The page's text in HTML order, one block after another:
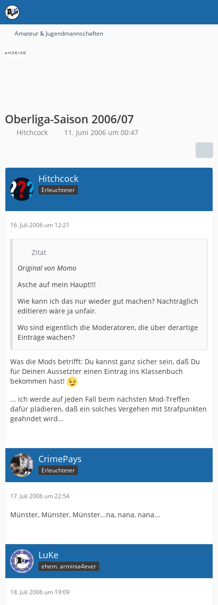
Amateur & Jugendmannschaften
Oberliga-Saison 2006/07
Hitchcock 11. Juni 2006 um 00:47
Hitchcock
Erleuchteter
16. Juli 2006 um 12:21
Zitat
Original von Momo
Asche auf mein Haupt!!!
Wie kann ich das nur wieder gut machen? Nachträglich
editieren wäre ja unfair.
Wo sind eigentlich die Moderatoren, die über derartige
Einträge wachen?
Was die Mods betrifft: Du kannst ganz sicher sein, daß Du
für Deinen Aussetzter einen Eintrag ins Klassenbuch
bekommen hast!
... ich werde auf jeden Fall beim nächsten Mod-Treffen
dafür plädieren, daß ein solches Vergehen mit Strafpunkten
geahndet wird...
CrimePays
Erleuchteter
17. Juli 2006 um 22:54
Münster, Münster, Münster...na, nana, nana...
LuKe
ehem. arminia4ever
18. Juli 2006 um 19:09